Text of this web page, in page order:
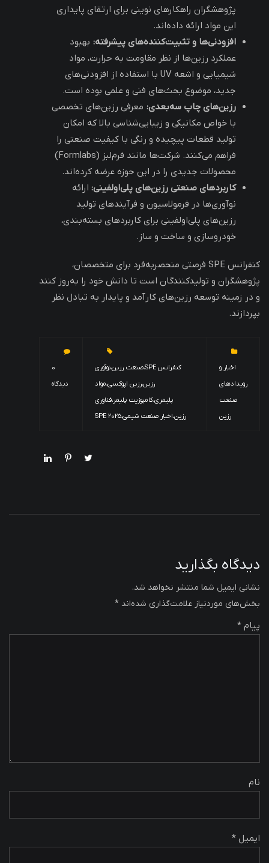
پژوهشگران راهکارهای نوینی برای ارتقای پایداری
این مواد ارائه داده‌اند.
افزودنی‌ها و تثبیت‌کننده‌های پیشرفته: بهبود
عملکرد رزین‌ها از نظر مقاومت به حرارت، مواد
شیمیایی و اشعه UV با استفاده از افزودنی‌های
جدید، موضوع بحث‌های فنی و علمی بوده است.
رزین‌های چاپ سه‌بعدی: معرفی رزین‌های تخصصی
با خواص مکانیکی و زیبایی‌شناسی بالا که امکان
تولید قطعات پیچیده و رنگی با کیفیت صنعتی را
فراهم می‌کنند. شرکت‌ها مانند فرم‌لبز (Formlabs)
محصولات جدیدی را در این حوزه عرضه کرده‌اند.
کاربردهای صنعتی رزین‌های پلی‌اولفینی: ارائه
نوآوری‌ها در فرمولاسیون و فرآیندهای تولید
رزین‌های پلی‌اولفینی برای کاربردهای بسته‌بندی،
خودروسازی و ساخت و ساز.
کنفرانس SPE فرصتی منحصربه‌فرد برای متخصصان،
پژوهشگران و تولیدکنندگان است تا دانش خود را به‌روز کنند
و در زمینه توسعه رزین‌های کارآمد و پایدار به تبادل نظر
بپردازند.
اخبار و
رویدادهای
صنعت
رزین
کنفرانس SPE،صنعت رزین،نوآوری
رزین،رزین اپوکسی،مواد
پلیمری،کامپوزیت پلیمر،فناوری
رزین،اخبار صنعت شیمی،SPE 2025
0
دیدگاه
دیدگاه بگذارید
نشانی ایمیل شما منتشر نخواهد شد.
بخش‌های موردنیاز علامت‌گذاری شده‌اند *
پیام *
نام
ایمیل *